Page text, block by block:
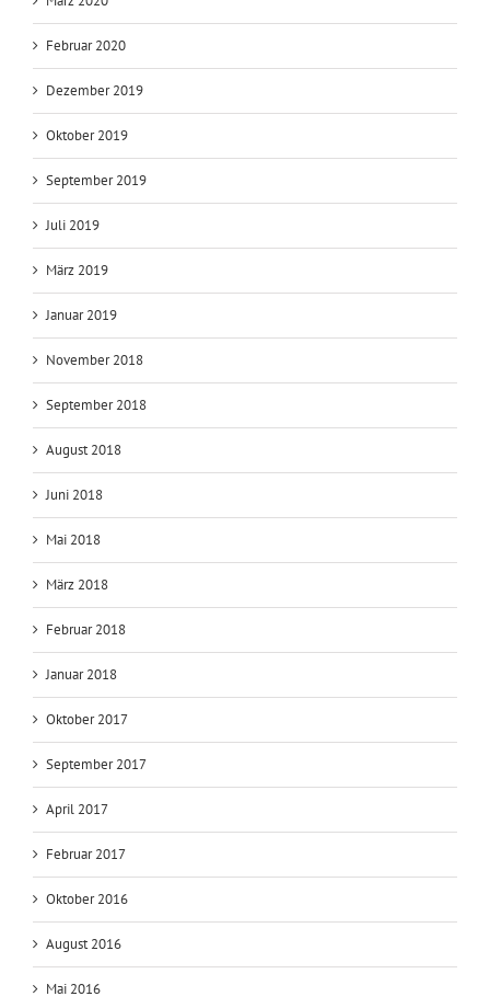
Februar 2020
Dezember 2019
Oktober 2019
September 2019
Juli 2019
März 2019
Januar 2019
November 2018
September 2018
August 2018
Juni 2018
Mai 2018
März 2018
Februar 2018
Januar 2018
Oktober 2017
September 2017
April 2017
Februar 2017
Oktober 2016
August 2016
Mai 2016